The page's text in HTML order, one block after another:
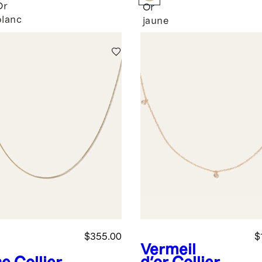
Or
jaune
$355.00
Vermeil